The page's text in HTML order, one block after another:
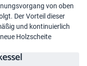
von oben
Der Vorteil dieser
und kontinuierlich
Holzscheite